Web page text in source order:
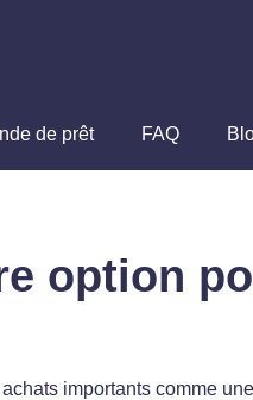
de prêt FAQ
option
importants comme